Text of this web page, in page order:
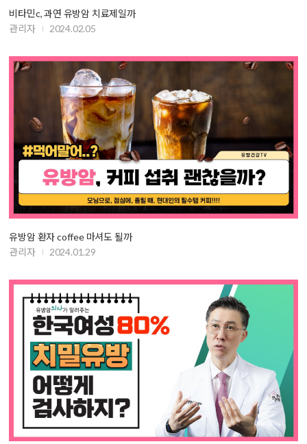
비타민c, 과연 유방암 치료제일까
관리자
2024.02.05
유방암 환자 coffee 마셔도 될까
관리자
2024.01.29